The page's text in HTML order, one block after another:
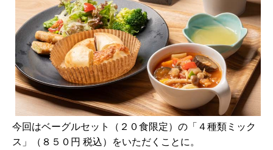
今回はベーグルセット（２０食限定）の「４種類ミック
ス」（８５０円 税込）をいただくことに。